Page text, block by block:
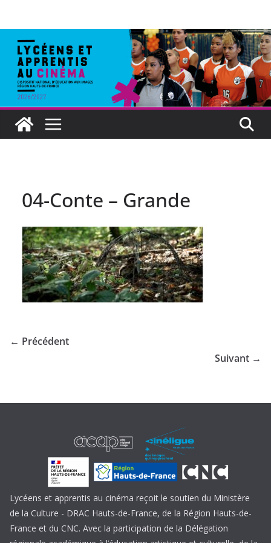
04-Conte – Grande
← Précédent
Suivant →
Lycéens et apprentis au cinéma reçoit le soutien du Ministère
de la Culture - DRAC Hauts-de-France, de la Région Hauts-de-
France et du CNC. Avec la participation de la Délégation